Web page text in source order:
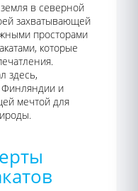
в северной
захватывающей
просторами
которые
здесь,
Финляндии и
мечтой для